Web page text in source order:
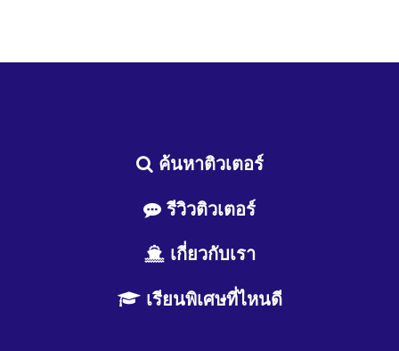
ค้นหาติวเตอร์
รีวิวติวเตอร์
เกี่ยวกับเรา
เรียนพิเศษที่ไหนดี